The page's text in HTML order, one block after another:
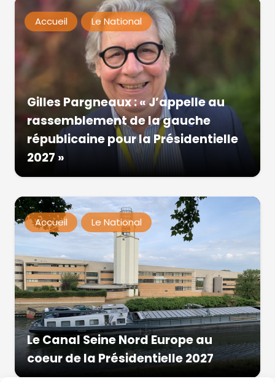
Accueil Le National
Gilles Pargneaux : « J’appelle au
rassemblement de la gauche
républicaine pour la Présidentielle
2027 »
Accueil Le National
Le Canal Seine Nord Europe au
coeur de la Présidentielle 2027